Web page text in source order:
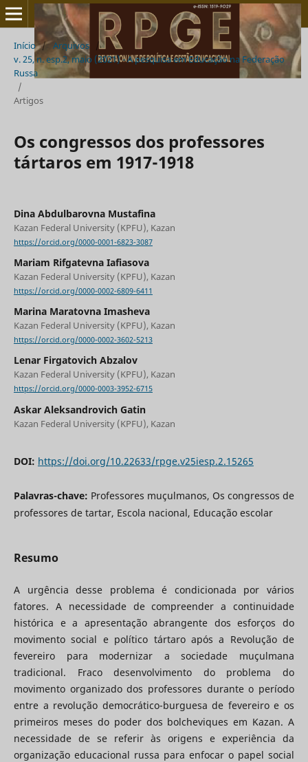
Início / Arquivos
/
v. 25, n. esp.2, maio (2021) - A pesquisa em Educação na Federação
Russa
/
Artigos
Os congressos dos professores
tártaros em 1917-1918
Dina Abdulbarovna Mustafina
Kazan Federal University (KPFU), Kazan
https://orcid.org/0000-0001-6823-3087
Mariam Rifgatevna Iafiasova
Kazan Federal University (KPFU), Kazan
https://orcid.org/0000-0002-6809-6411
Marina Maratovna Imasheva
Kazan Federal University (KPFU), Kazan
https://orcid.org/0000-0002-3602-5213
Lenar Firgatovich Abzalov
Kazan Federal University (KPFU), Kazan
https://orcid.org/0000-0003-3952-6715
Askar Aleksandrovich Gatin
Kazan Federal University (KPFU), Kazan
DOI: https://doi.org/10.22633/rpge.v25iesp.2.15265
Palavras-chave: Professores muçulmanos, Os congressos de
professores de tartar, Escola nacional, Educação escolar
Resumo
A urgência desse problema é condicionada por vários
fatores. A necessidade de compreender a continuidade
histórica e a apresentação abrangente dos esforços do
movimento social e político tártaro após a Revolução de
fevereiro para modernizar a sociedade muçulmana
tradicional. Fraco desenvolvimento do problema do
movimento organizado dos professores durante o período
entre a revolução democrático-burguesa de fevereiro e os
primeiros meses do poder dos bolcheviques em Kazan. A
necessidade de se referir às origens e experiência da
organização educacional russa para enfocar o papel social